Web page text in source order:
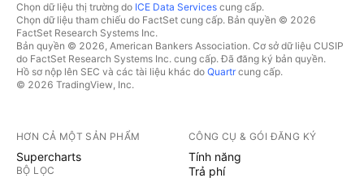
Chọn dữ liệu thị trường do ICE Data Services cung cấp.
Chọn dữ liệu tham chiếu do FactSet cung cấp. Bản quyền © 2026
FactSet Research Systems Inc.
Bản quyền © 2026, American Bankers Association. Cơ sở dữ liệu CUSIP
do FactSet Research Systems Inc. cung cấp. Đã đăng ký bản quyền.
Hồ sơ nộp lên SEC và các tài liệu khác do Quartrcung cấp.
© 2026 TradingView, Inc.
HƠN CẢ MỘT SẢN PHẨM
Supercharts
BỘ LỌC
CÔNG CỤ & GÓI ĐĂNG KÝ
Tính năng
Trả phí